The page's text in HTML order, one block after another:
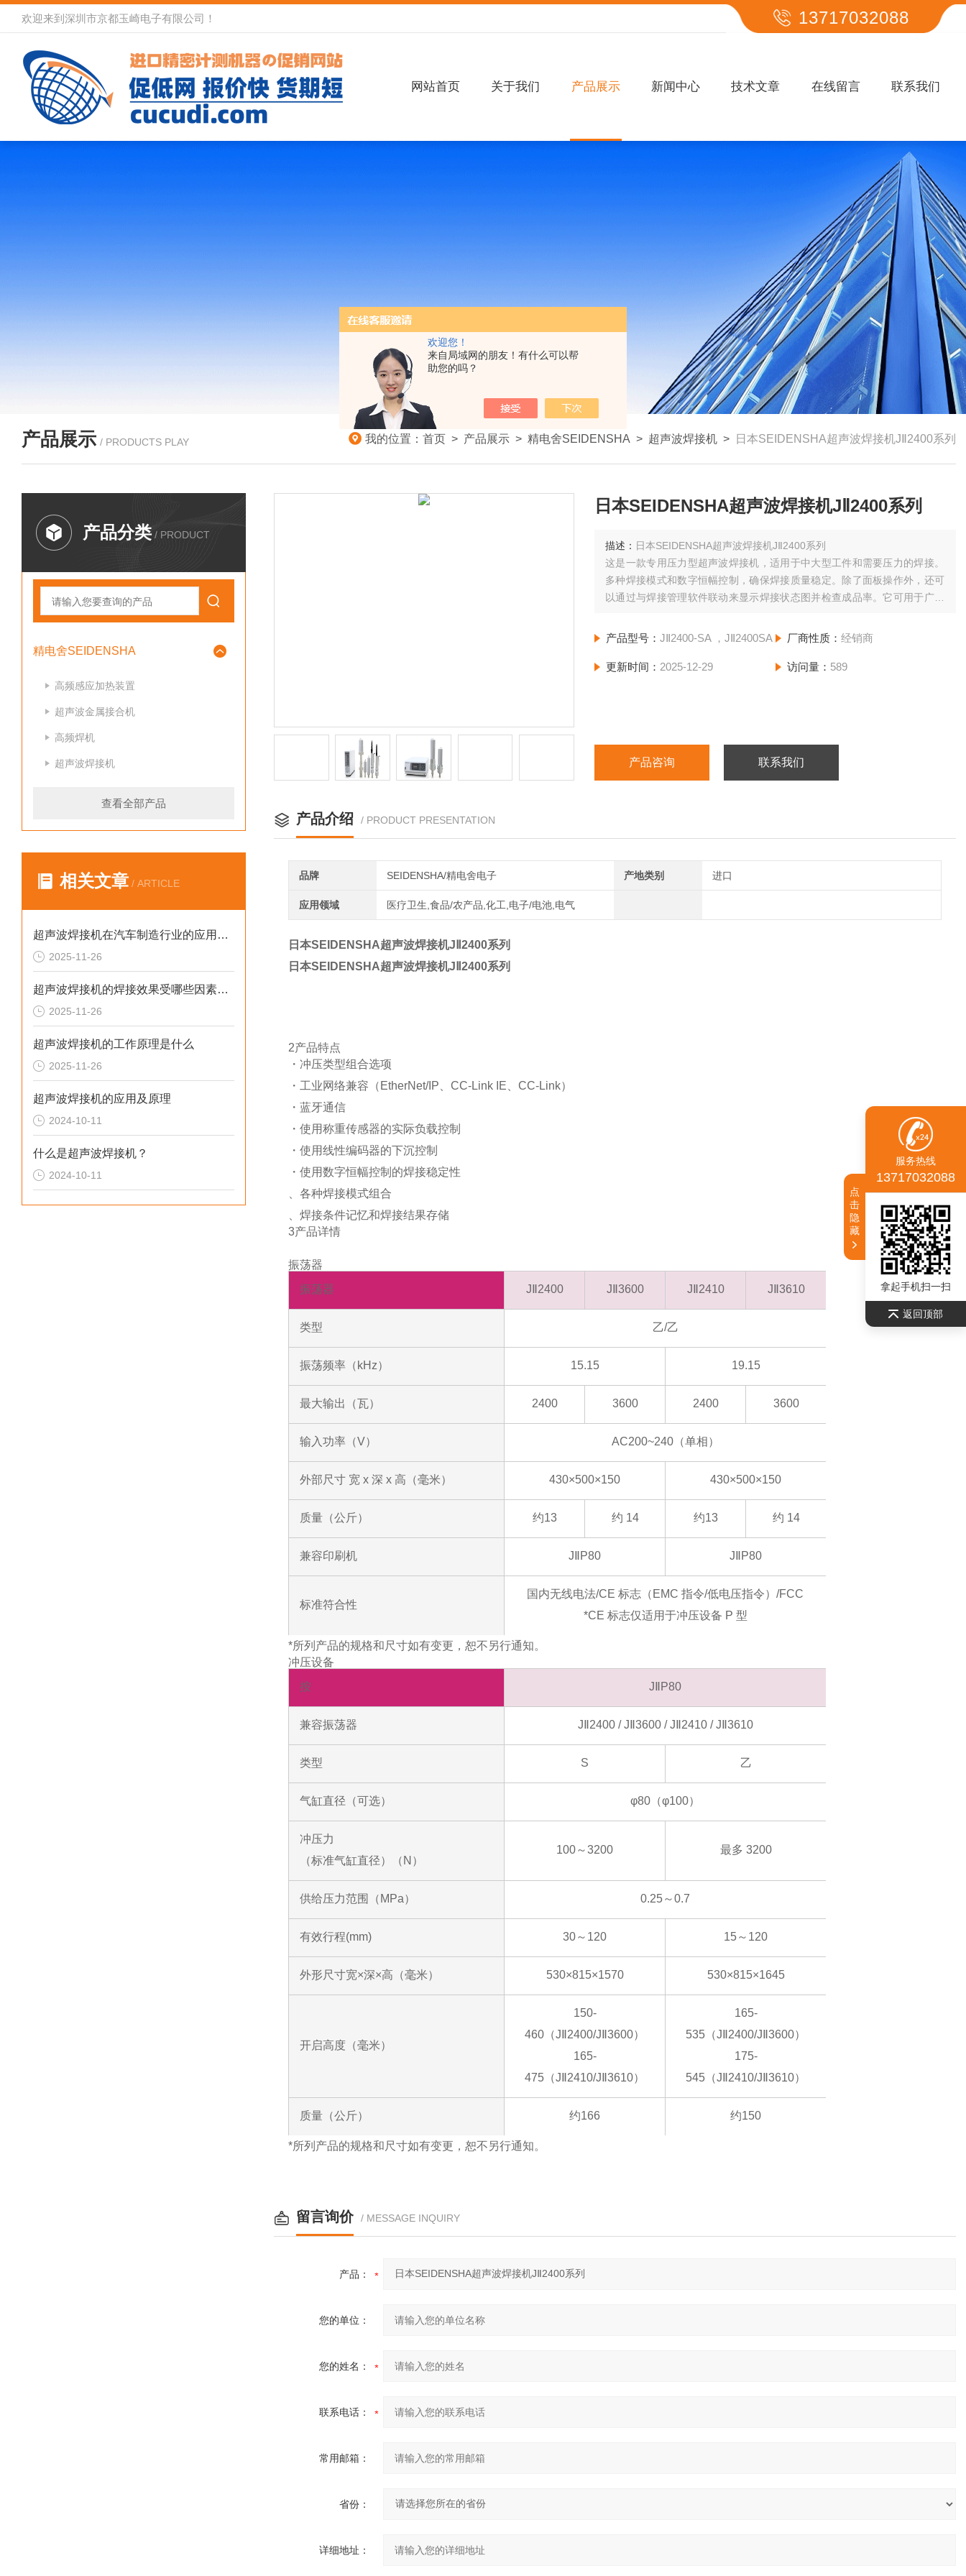
欢迎您！
来自局域网的朋友！有什么可以帮
助您的吗？
欢迎来到深圳市京都玉崎电子有限公司！ 13717032088
网站首页 关于我们 产品展示 新闻中心 技术文章 在线留言 联系我们
产品展示 / PRODUCTS PLAY 我的位置： 首页 > 产品展示 > 精电舍SEIDENSHA > 超声波焊接机 > 日本SEIDENSHA超声波焊接机JⅡ2400系列
产品分类 / PRODUCT
精电舍SEIDENSHA
高频感应加热装置
超声波金属接合机
高频焊机
超声波焊接机
查看全部产品
相关文章 / ARTICLE
超声波焊接机在汽车制造行业的应用案例
2025-11-26
超声波焊接机的焊接效果受哪些因素影响
2025-11-26
超声波焊接机的工作原理是什么
2025-11-26
超声波焊接机的应用及原理
2024-10-11
什么是超声波焊接机？
2024-10-11
日本SEIDENSHA超声波焊接机JⅡ2400系列
描述： 日本SEIDENSHA超声波焊接机JⅡ2400系列
这是一款专用压力型超声波焊接机，适用于中大型工件和需要压力的焊接。
多种焊接模式和数字恒幅控制，确保焊接质量稳定。除了面板操作外，还可
以通过与焊接管理软件联动来显示焊接状态图并检查成品率。它可用于广泛
焊、穿孔和浇口切割。作为一个选项，还可以提供对工业网络通信的支持。
产品型号：JⅡ2400-SA ，JⅡ2400SA 厂商性质： 经销商
更新时间： 2025-12-29 访问量： 589
产品咨询 联系我们
产品介绍 / PRODUCT PRESENTATION
品牌 SEIDENSHA/精电舍电子 产地类别 进口
应用领域 医疗卫生,食品/农产品,化工,电子/电池,电气
日本SEIDENSHA超声波焊接机JⅡ2400系列
日本SEIDENSHA超声波焊接机JⅡ2400系列
2产品特点
・冲压类型组合选项
・工业网络兼容（EtherNet/IP、CC-Link IE、CC-Link）
・蓝牙通信
・使用称重传感器的实际负载控制
・使用线性编码器的下沉控制
・使用数字恒幅控制的焊接稳定性
、各种焊接模式组合
、焊接条件记忆和焊接结果存储
3产品详情
振荡器
振荡器
JⅡ2400 JⅡ3600 JⅡ2410 JⅡ3610
类型 乙/乙
振荡频率（kHz） 15.15 19.15
最大输出（瓦） 2400 3600 2400 3600
输入功率（V） AC200~240（单相）
外部尺寸 宽 x 深 x 高（毫米） 430×500×150 430×500×150
质量（公斤） 约13 约 14 约13 约 14
兼容印刷机 JⅡP80 JⅡP80
标准符合性
国内无线电法/CE 标志（EMC 指令/低电压指令）/FCC
*CE 标志仅适用于冲压设备 P 型
*所列产品的规格和尺寸如有变更，恕不另行通知。
冲压设备
按
JⅡP80
兼容振荡器 JⅡ2400 / JⅡ3600 / JⅡ2410 / JⅡ3610
类型 S 乙
气缸直径（可选） φ80（φ100）
冲压力
（标准气缸直径）（N）
100～3200 最多 3200
供给压力范围（MPa） 0.25～0.7
有效行程(mm) 30～120 15～120
外形尺寸宽×深×高（毫米） 530×815×1570 530×815×1645
开启高度（毫米）
150-
460（JⅡ2400/JⅡ3600）
165-
475（JⅡ2410/JⅡ3610）
165-
535（JⅡ2400/JⅡ3600）
175-
545（JⅡ2410/JⅡ3610）
质量（公斤） 约166 约150
*所列产品的规格和尺寸如有变更，恕不另行通知。
留言询价 / MESSAGE INQUIRY
产品：
您的单位：
您的姓名：
联系电话：
常用邮箱：
省份：
详细地址：
服务热线
13717032088
拿起手机扫一扫
返回顶部
点
击
隐
藏